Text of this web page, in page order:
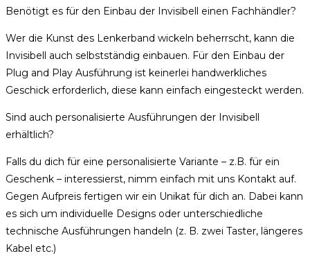
Benötigt es für den Einbau der Invisibell einen Fachhändler?
Wer die Kunst des Lenkerband wickeln beherrscht, kann die
Invisibell auch selbstständig einbauen. Für den Einbau der
Plug and Play Ausführung ist keinerlei handwerkliches
Geschick erforderlich, diese kann einfach eingesteckt werden.
Sind auch personalisierte Ausführungen der Invisibell
erhältlich?
Falls du dich für eine personalisierte Variante – z.B. für ein
Geschenk – interessierst, nimm einfach mit uns Kontakt auf.
Gegen Aufpreis fertigen wir ein Unikat für dich an. Dabei kann
es sich um individuelle Designs oder unterschiedliche
technische Ausführungen handeln (z. B. zwei Taster, längeres
Kabel etc.)